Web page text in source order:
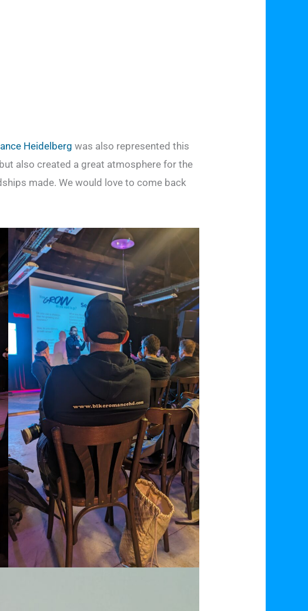
Heidelberg was also represented this
also created a great atmosphere for the
made. We would love to come back